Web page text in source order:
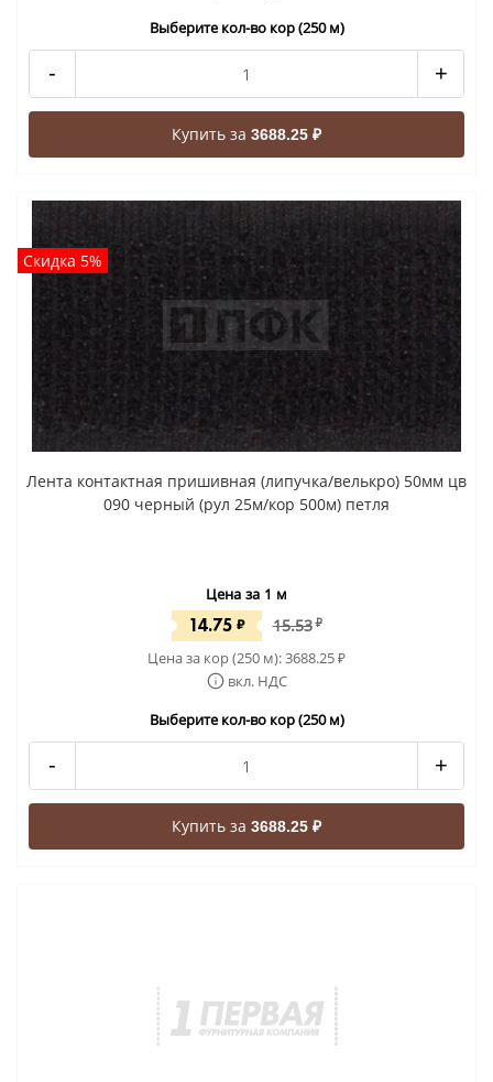
Выберите кол-во кор (250 м)
- +
Купить за 3688.25 ₽
Скидка 5%
Лента контактная пришивная (липучка/велькро) 50мм цв
090 черный (рул 25м/кор 500м) петля
Цена за 1 м
14.75 ₽ 15.53 ₽
Цена за кор (250 м):3688.25₽
вкл. НДС
Выберите кол-во кор (250 м)
- +
Купить за 3688.25 ₽